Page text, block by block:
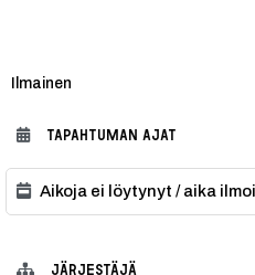
Kategoria:
Ilmainen
TAPAHTUMAN AJAT
Aikoja ei löytynyt / aika
JÄRJESTÄJÄ